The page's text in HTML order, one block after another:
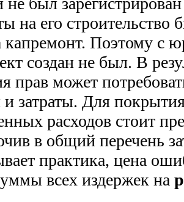
на его строительство
капремонт. Поэтому с
создан не был. В
прав может
и затраты. Для
расходов стоит
в общий перечень
практика, цена
всех издержек на